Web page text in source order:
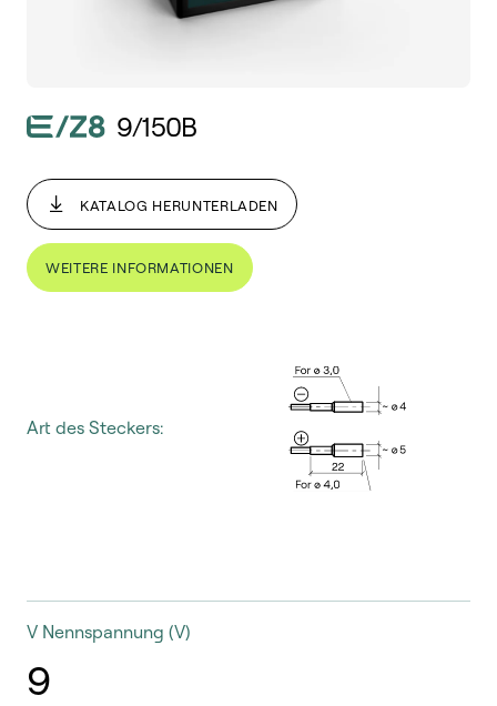
9/150B
KATALOG HERUNTERLADEN
WEITERE INFORMATIONEN
Art des Steckers:
V Nennspannung (V)
9